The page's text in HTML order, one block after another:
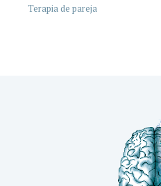
Terapia de pareja